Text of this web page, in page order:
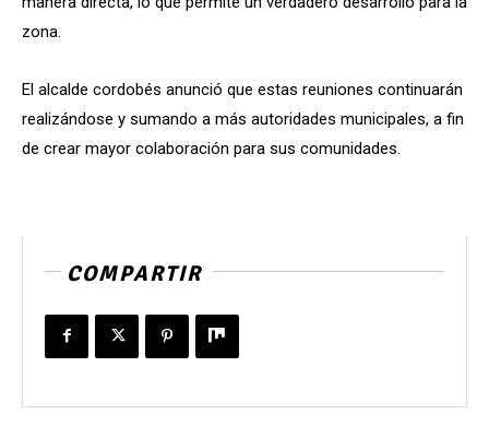
zona.
El alcalde cordobés anunció que estas reuniones continuarán
realizándose y sumando a más autoridades municipales, a fin
de crear mayor colaboración para sus comunidades.
COMPARTIR